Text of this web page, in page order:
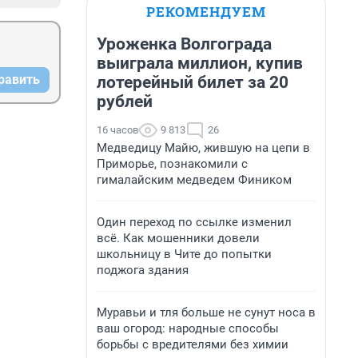
РЕКОМЕНДУЕМ
Уроженка Волгограда
выиграла миллион, купив
лотерейный билет за 20
рублей
16 часов 9 813 26
Медведицу Майю, жившую на цепи в
Приморье, познакомили с
гималайским медведем Фиником
Один переход по ссылке изменил
всё. Как мошенники довели
школьницу в Чите до попытки
поджога здания
Муравьи и тля больше не сунут носа в
ваш огород: народные способы
борьбы с вредителями без химии